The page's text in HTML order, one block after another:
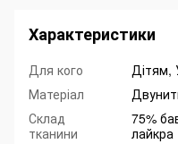
Характеристики
Для кого
Дітям,
Матеріал
Склад
тканини
75%
лайкра